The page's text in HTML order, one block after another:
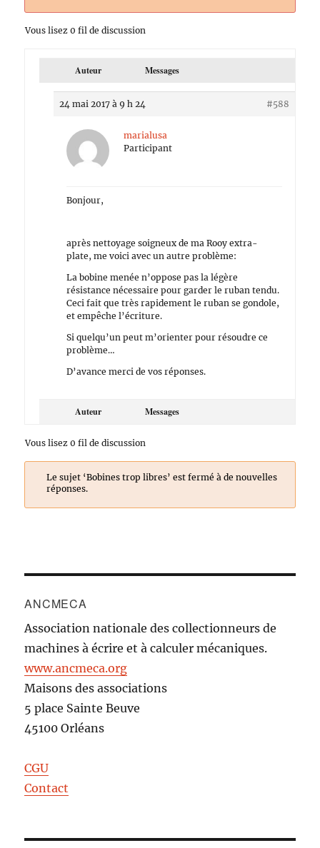
Vous lisez 0 fil de discussion
Auteur Messages
24 mai 2017 à 9 h 24 #588
marialusa
Participant
Bonjour,
après nettoyage soigneux de ma Rooy extra-
plate, me voici avec un autre problème:
La bobine menée n’oppose pas la légère
résistance nécessaire pour garder le ruban tendu.
Ceci fait que très rapidement le ruban se gondole,
et empêche l’écriture.
Si quelqu’un peut m’orienter pour résoudre ce
problème…
D’avance merci de vos réponses.
Auteur Messages
Vous lisez 0 fil de discussion
Le sujet ‘Bobines trop libres’ est fermé à de nouvelles
réponses.
ANCMECA
Association nationale des collectionneurs de
machines à écrire et à calculer mécaniques.
www.ancmeca.org
Maisons des associations
5 place Sainte Beuve
45100 Orléans
CGU
Contact